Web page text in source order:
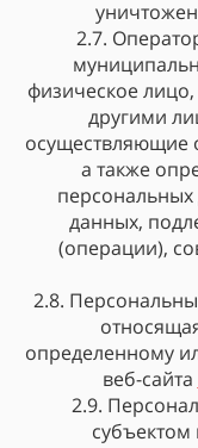
2.7.
физическое
другими
осуществляющие
а также
данных,
(операции),
2.8.
определенному
веб-сайта
2.9.